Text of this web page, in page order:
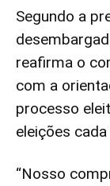
Segundo a
reafirma o
com a
processo
eleições
“Nosso